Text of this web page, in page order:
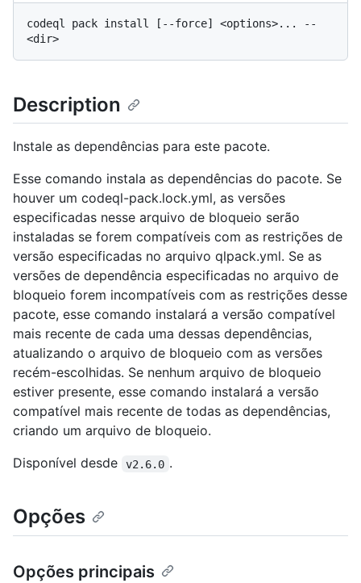
codeql pack install [--force] <options>... --
Description
Instale as dependências para este pacote.
Esse comando instala as dependências do pacote. Se
houver um codeql-pack.lock.yml, as versões
especificadas nesse arquivo de bloqueio serão
instaladas se forem compatíveis com as restrições de
versão especificadas no arquivo qlpack.yml. Se as
versões de dependência especificadas no arquivo de
bloqueio forem incompatíveis com as restrições desse
pacote, esse comando instalará a versão compatível
mais recente de cada uma dessas dependências,
atualizando o arquivo de bloqueio com as versões
recém-escolhidas. Se nenhum arquivo de bloqueio
estiver presente, esse comando instalará a versão
compatível mais recente de todas as dependências,
criando um arquivo de bloqueio.
Disponível desde
v2.6.0 .
Opções
Opções principais